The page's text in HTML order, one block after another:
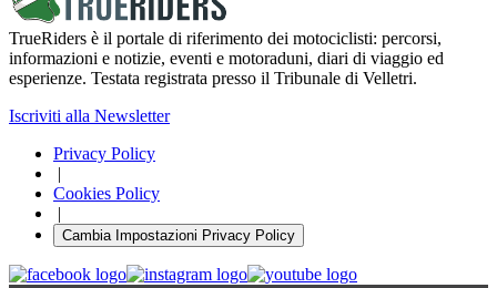
TrueRiders è il portale di riferimento dei motociclisti: percorsi,
informazioni e notizie, eventi e motoraduni, diari di viaggio ed
esperienze. Testata registrata presso il Tribunale di Velletri.
Iscriviti alla Newsletter
Privacy Policy
|
Cookies Policy
|
Cambia Impostazioni Privacy Policy